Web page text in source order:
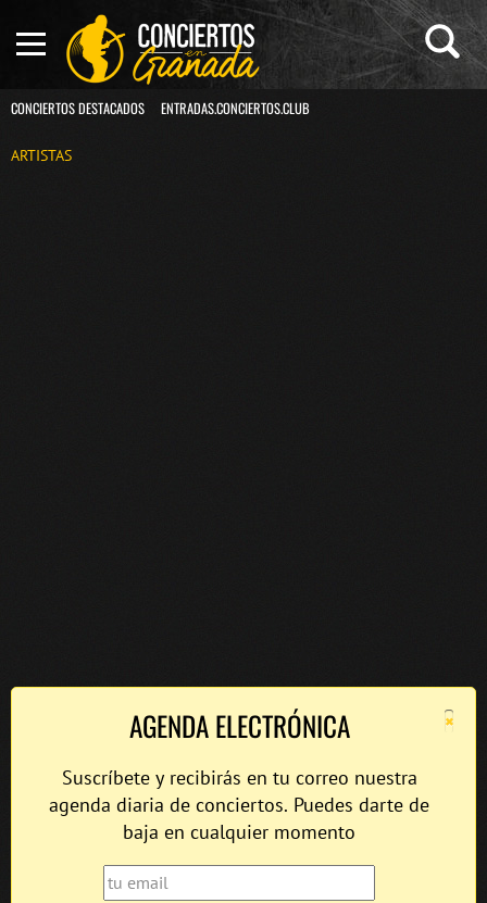
CONCIERTOS DESTACADOS ENTRADAS.CONCIERTOS.CLUB
ARTISTAS
×
AGENDA ELECTRÓNICA
Suscríbete y recibirás en tu correo nuestra
agenda diaria de conciertos. Puedes darte de
baja en cualquier momento